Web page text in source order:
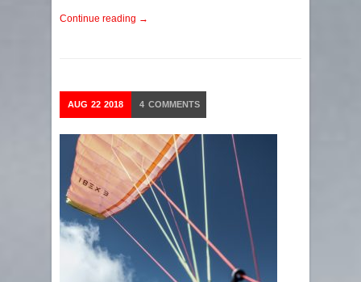
Continue reading →
AUG 22 2018 4 COMMENTS